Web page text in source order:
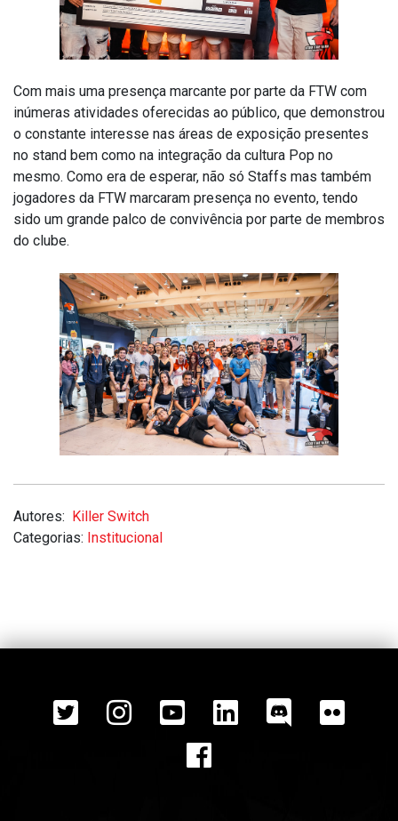
Com mais uma presença marcante por parte da FTW com
inúmeras atividades oferecidas ao público, que demonstrou
o constante interesse nas áreas de exposição presentes
no stand bem como na integração da cultura Pop no
mesmo. Como era de esperar, não só Staffs mas também
jogadores da FTW marcaram presença no evento, tendo
sido um grande palco de convivência por parte de membros
do clube.
Autores: Killer Switch
Categorias: Institucional